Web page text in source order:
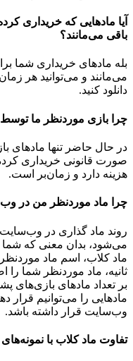
آیا مادهایی که خریداری
باقی می‌مانند؟
بله مادهای خریداری شما
می‌مانند و می‌توانید هر
دانلود کنید.
چرا بازی موردنظر ما
در حال حاضر تنها مادهای
صورت قانونی خریداری
هزینه دارد و زمان‌بر است.
چرا ماد موردنظر من در
روند ماد گذاری در
می‌شود، بدان معنی که
ماد کلاب، اسم ماد
ثانیه، ماد موردنظر شما را
بر تعداد مادهای بازی‌های
مادهایی را می‌توانیم قرار
وب‌سایت قرار داشته باشد.
تفاوت ماد کلاب با